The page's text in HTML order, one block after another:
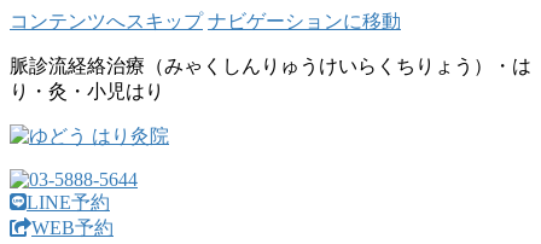
コンテンツへスキップ ナビゲーションに移動
脈診流経絡治療（みゃくしんりゅうけいらくちりょう）・は
り・灸・小児はり
LINE予約
WEB予約